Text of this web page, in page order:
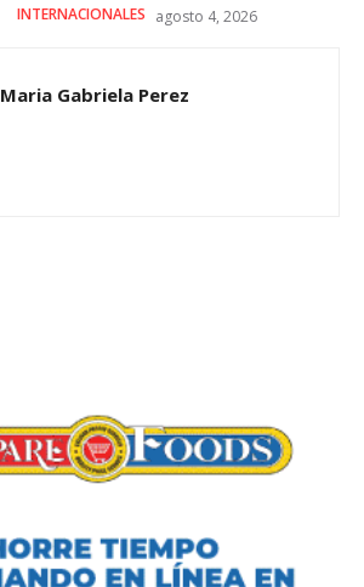
INTERNACIONALES agosto 4, 2026
Maria Gabriela Perez